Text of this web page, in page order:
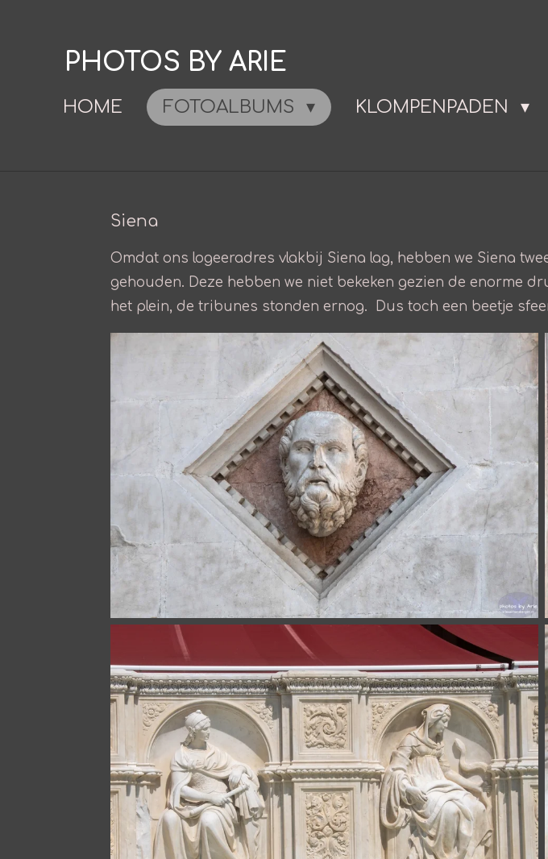
hoofdinhoud
PHOTOS BY ARIE
HOME FOTOALBUMS KLOMPENPADEN
Siena
Omdat ons logeeradres vlakbij Siena lag, hebben we Siena
gehouden. Deze hebben we niet bekeken gezien de enorme
het plein, de tribunes stonden ernog. Dus toch een beetje